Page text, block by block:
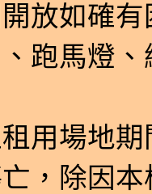
放如確
跑馬燈
用場地
，除因